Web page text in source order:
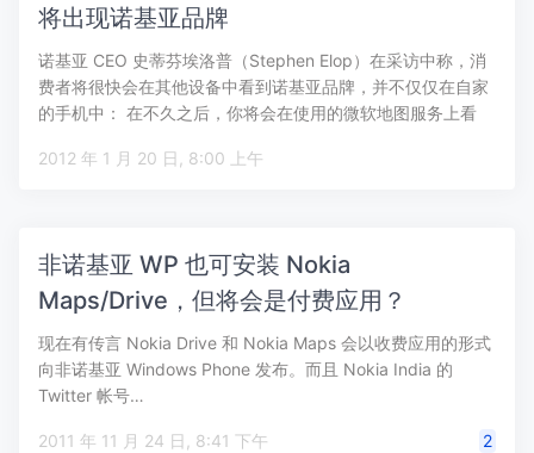
将出现诺基亚品牌
诺基亚 CEO 史蒂芬埃洛普（Stephen Elop）在采访中称，消
费者将很快会在其他设备中看到诺基亚品牌，并不仅仅在自家
的手机中： 在不久之后，你将会在使用的微软地图服务上看
2012 年 1 月 20 日, 8:00 上午
非诺基亚 WP 也可安装 Nokia
Maps/Drive，但将会是付费应用？
现在有传言 Nokia Drive 和 Nokia Maps 会以收费应用的形式
向非诺基亚 Windows Phone 发布。而且 Nokia India 的
Twitter 帐号…
2011 年 11 月 24 日, 8:41 下午 2